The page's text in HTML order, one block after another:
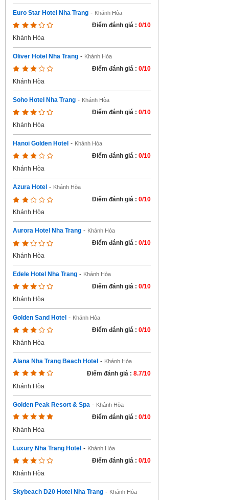
Euro Star Hotel Nha Trang - Khánh Hòa
Điểm đánh giá : 0/10
Khánh Hòa
Oliver Hotel Nha Trang - Khánh Hòa
Điểm đánh giá : 0/10
Khánh Hòa
Soho Hotel Nha Trang - Khánh Hòa
Điểm đánh giá : 0/10
Khánh Hòa
Hanoi Golden Hotel - Khánh Hòa
Điểm đánh giá : 0/10
Khánh Hòa
Azura Hotel - Khánh Hòa
Điểm đánh giá : 0/10
Khánh Hòa
Aurora Hotel Nha Trang - Khánh Hòa
Điểm đánh giá : 0/10
Khánh Hòa
Edele Hotel Nha Trang - Khánh Hòa
Điểm đánh giá : 0/10
Khánh Hòa
Golden Sand Hotel - Khánh Hòa
Điểm đánh giá : 0/10
Khánh Hòa
Alana Nha Trang Beach Hotel - Khánh Hòa
Điểm đánh giá : 8.7/10
Khánh Hòa
Golden Peak Resort & Spa - Khánh Hòa
Điểm đánh giá : 0/10
Khánh Hòa
Luxury Nha Trang Hotel - Khánh Hòa
Điểm đánh giá : 0/10
Khánh Hòa
Skybeach D20 Hotel Nha Trang - Khánh Hòa